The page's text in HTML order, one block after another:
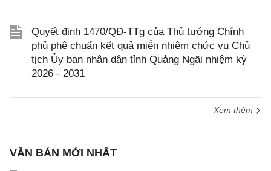
Quyết định 1470/QĐ-TTg của Thủ tướng Chính
phủ phê chuẩn kết quả miễn nhiệm chức vụ Chủ
tịch Ủy ban nhân dân tỉnh Quảng Ngãi nhiệm kỳ
2026 - 2031
Xem thêm
VĂN BẢN MỚI NHẤT